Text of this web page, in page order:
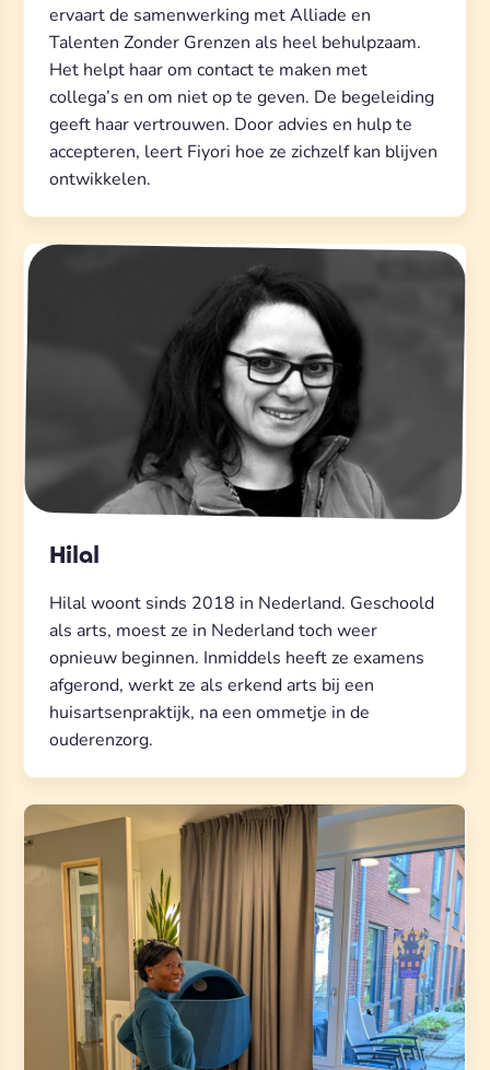
ervaart de samenwerking met Alliade en
Talenten Zonder Grenzen als heel behulpzaam.
Het helpt haar om contact te maken met
collega’s en om niet op te geven. De begeleiding
geeft haar vertrouwen. Door advies en hulp te
accepteren, leert Fiyori hoe ze zichzelf kan blijven
ontwikkelen.
Hilal
Hilal woont sinds 2018 in Nederland. Geschoold
als arts, moest ze in Nederland toch weer
opnieuw beginnen. Inmiddels heeft ze examens
afgerond, werkt ze als erkend arts bij een
huisartsenpraktijk, na een ommetje in de
ouderenzorg.